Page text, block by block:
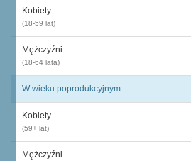
Kobiety
(18-59 lat)
Mężczyźni
(18-64 lata)
W wieku poprodukcyjnym
Kobiety
(59+ lat)
Mężczyźni